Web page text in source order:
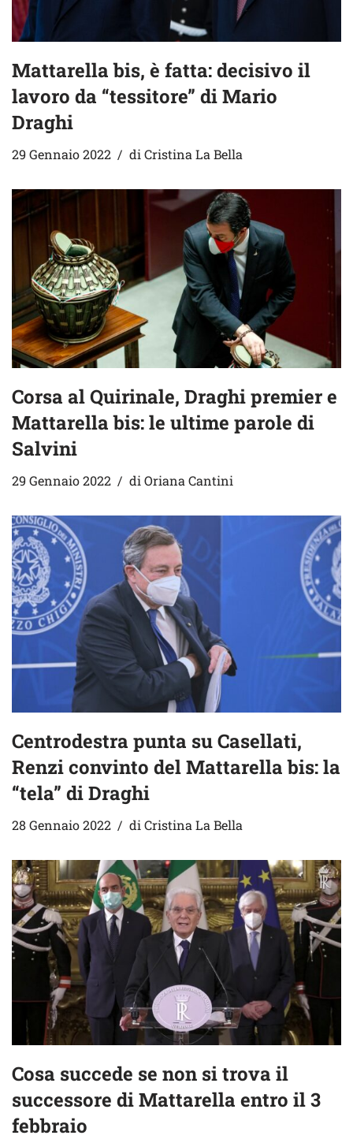
Mattarella bis, è fatta: decisivo il
lavoro da “tessitore” di Mario
Draghi
29 Gennaio 2022 diCristina La Bella
Corsa al Quirinale, Draghi premier e
Mattarella bis: le ultime parole di
Salvini
29 Gennaio 2022 di Oriana Cantini
Centrodestra punta su Casellati,
Renzi convinto del Mattarella bis: la
“tela” di Draghi
28 Gennaio 2022 di Cristina La Bella
Cosa succede se non si trova il
successore di Mattarella entro il 3
febbraio